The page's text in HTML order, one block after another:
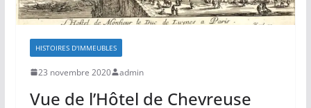
HISTOIRES D'IMMEUBLES
23 novembre 2020 admin
Vue de l’Hôtel de Chevreuse